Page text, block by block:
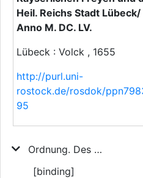
Heil. Reichs Stadt Lübeck/
Anno M. DC. LV.
Lübeck : Volck , 1655
http://purl.uni-
rostock.de/rosdok/
95
Ordnung. Des Summarischen See-Gerichts Processes Eines Ehrbaren Rahts der Käyserlichen Freyen und des Heil. Reichs Stadt Lübeck/ Anno M. DC. LV.
[binding]